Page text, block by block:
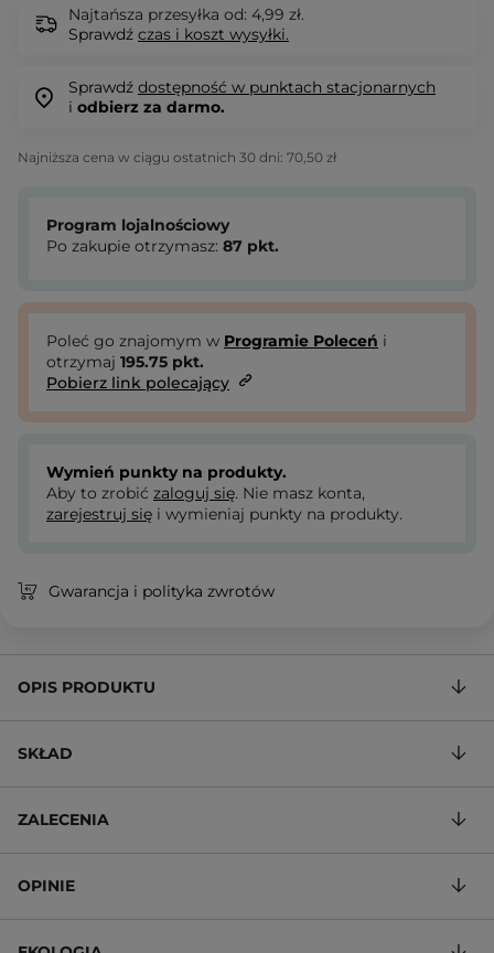
Najtańsza przesyłka od: 4,99 zł.
Sprawdź czas i koszt wysyłki.
Sprawdź dostępność w punktach stacjonarnych
i odbierz za darmo.
Najniższa cena w ciągu ostatnich 30 dni: 70,50 zł
Program lojalnościowy
Po zakupie otrzymasz: 87 pkt.
Poleć go znajomym w Programie Poleceń i
otrzymaj 195.75 pkt.
Pobierz link polecający
Wymień punkty na produkty.
Aby to zrobić zaloguj się. Nie masz konta,
zarejestruj się i wymieniaj punkty na produkty.
Gwarancja i polityka zwrotów
OPIS PRODUKTU
SKŁAD
ZALECENIA
OPINIE